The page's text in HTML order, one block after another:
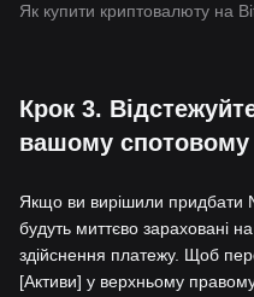
Як купити криптовалюту на
Крок 3.
вашому спотовому
Якщо ви вирішили придбати
будуть миттєво зараховані
здійснення платежу. Щоб
[Активи] у верхньому правому